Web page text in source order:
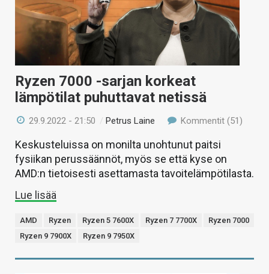
Ryzen 7000 -sarjan korkeat
lämpötilat puhuttavat netissä
29.9.2022 - 21:50 / Petrus Laine Kommentit (51)
Keskusteluissa on monilta unohtunut paitsi
fysiikan perussäännöt, myös se että kyse on
AMD:n tietoisesti asettamasta tavoitelämpötilasta.
Lue lisää
AMD Ryzen Ryzen 5 7600X Ryzen 7 7700X
Ryzen 7000
Ryzen 9 7900X
Ryzen 9 7950X